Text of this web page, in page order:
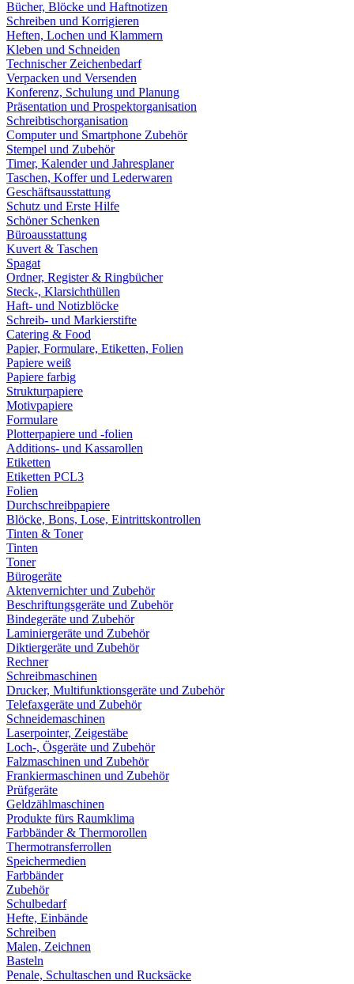
Bücher, Blöcke und Haftnotizen
Schreiben und Korrigieren
Heften, Lochen und Klammern
Kleben und Schneiden
Technischer Zeichenbedarf
Verpacken und Versenden
Konferenz, Schulung und Planung
Präsentation und Prospektorganisation
Schreibtischorganisation
Computer und Smartphone Zubehör
Stempel und Zubehör
Timer, Kalender und Jahresplaner
Taschen, Koffer und Lederwaren
Geschäftsausstattung
Schutz und Erste Hilfe
Schöner Schenken
Büroausstattung
Kuvert & Taschen
Spagat
Ordner, Register & Ringbücher
Steck-, Klarsichthüllen
Haft- und Notizblöcke
Schreib- und Markierstifte
Catering & Food
Papier, Formulare, Etiketten, Folien
Papiere weiß
Papiere farbig
Strukturpapiere
Motivpapiere
Formulare
Plotterpapiere und -folien
Additions- und Kassarollen
Etiketten
Etiketten PCL3
Folien
Durchschreibpapiere
Blöcke, Bons, Lose, Eintrittskontrollen
Tinten & Toner
Tinten
Toner
Bürogeräte
Aktenvernichter und Zubehör
Beschriftungsgeräte und Zubehör
Bindegeräte und Zubehör
Laminiergeräte und Zubehör
Diktiergeräte und Zubehör
Rechner
Schreibmaschinen
Drucker, Multifunktionsgeräte und Zubehör
Telefaxgeräte und Zubehör
Schneidemaschinen
Laserpointer, Zeigestäbe
Loch-, Ösgeräte und Zubehör
Falzmaschinen und Zubehör
Frankiermaschinen und Zubehör
Prüfgeräte
Geldzählmaschinen
Produkte fürs Raumklima
Farbbänder & Thermorollen
Thermotransferrollen
Speichermedien
Farbbänder
Zubehör
Schulbedarf
Hefte, Einbände
Schreiben
Malen, Zeichnen
Basteln
Penale, Schultaschen und Rucksäcke